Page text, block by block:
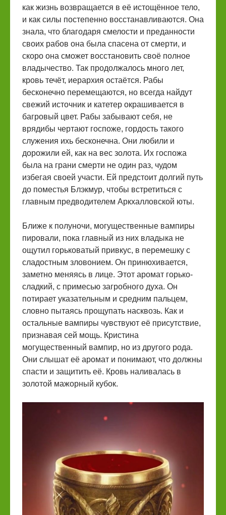
как жизнь возвращается в её истощённое тело,
и как силы постепенно восстанавливаются. Она
знала, что благодаря смелости и преданности
своих рабов она была спасена от смерти, и
скоро она сможет восстановить своё полное
владычество. Так продолжалось много лет,
кровь течёт, иерархия остаётся. Рабы
бесконечно перемещаются, но всегда найдут
свежий источник и катетер окрашивается в
багровый цвет. Рабы забывают себя, не
врядибы чертают госпоже, гордость такого
служения ихь бесконечна. Они любили и
дорожили ей, как на вес золота. Их госпожа
была на грани смерти не один раз, чудом
избегая своей участи. Ей предстоит долгий путь
до поместья Блэкмур, чтобы встретиться с
главным предводителем Аркхалловской юты.
Ближе к полуночи, могущественные вампиры
пировали, пока главный из них владыка не
ощутил горьковатый привкус, в перемешку с
сладостным зловонием. Он принюхивается,
заметно меняясь в лице. Этот аромат горько-
сладкий, с примесью загробного духа. Он
потирает указательным и средним пальцем,
словно пытаясь прощупать насквозь. Как и
остальные вампиры чувствуют её присутствие,
признавая сей мощь. Кристина
могущественный вампир, но из другого рода.
Они слышат её аромат и понимают, что должны
спасти и защитить её. Кровь наливалась в
золотой мажорный кубок.